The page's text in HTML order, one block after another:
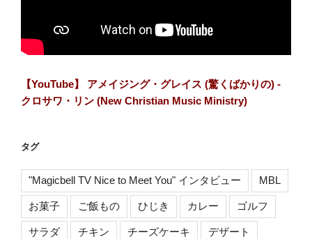
【YouTube】 アメイジング・グレイス (驚くばかりの) -
クロサワ・リン (New Christian Music Ministry)
タグ
"Magicbell TV Nice to Meet You" インタビュー MBL
お菓子 ご飯もの ひじき カレー ゴルフ
サラダ チキン チーズケーキ デザート